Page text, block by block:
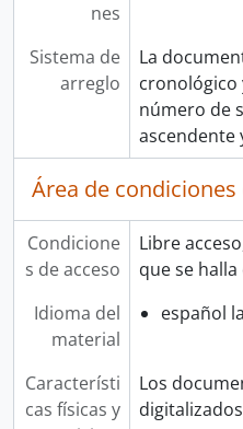
nes
Sistema de
arreglo
La
cronológico
número de
ascendente
Área de condiciones
Condicione
s de acceso
Libre
que se
Idioma del
material
español
Característi
cas físicas y
Los